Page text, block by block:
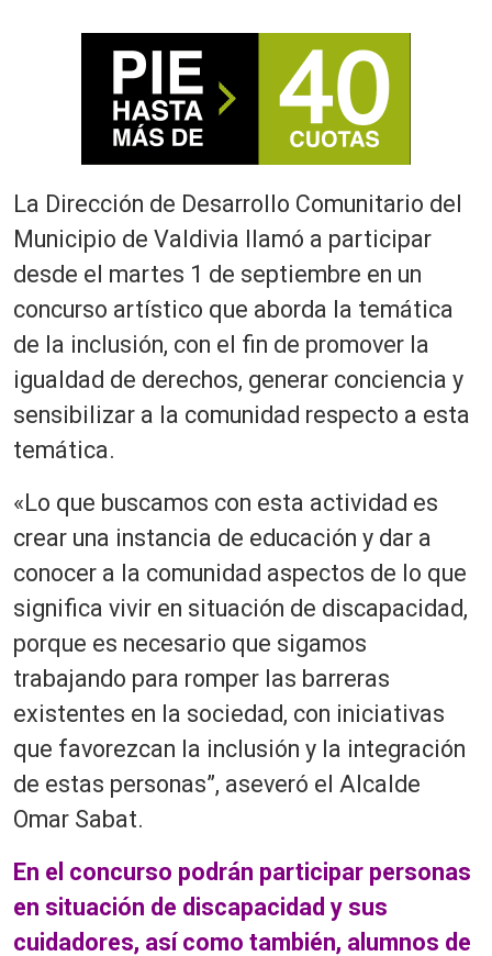
La Dirección de Desarrollo Comunitario del
Municipio de Valdivia llamó a participar
desde el martes 1 de septiembre en un
concurso artístico que aborda la temática
de la inclusión, con el fin de promover la
igualdad de derechos, generar conciencia y
sensibilizar a la comunidad respecto a esta
temática.
«Lo que buscamos con esta actividad es
crear una instancia de educación y dar a
conocer a la comunidad aspectos de lo que
significa vivir en situación de discapacidad,
porque es necesario que sigamos
trabajando para romper las barreras
existentes en la sociedad, con iniciativas
que favorezcan la inclusión y la integración
de estas personas”, aseveró el Alcalde
Omar Sabat.
En el concurso podrán participar personas
en situación de discapacidad y sus
cuidadores, así como también, alumnos de